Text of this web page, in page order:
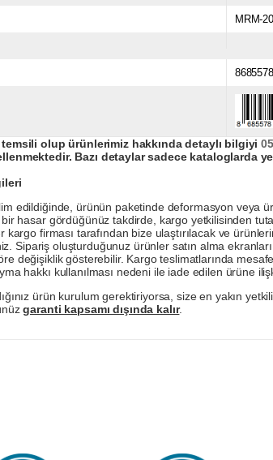
MRM-
olup ürünlerimiz hakkında detaylı bilgiyi
Bazı detaylar sadece kataloglarda
edildiğinde, ürünün paketinde deformasyon veya
hasar gördüğünüz takdirde, kargo yetkilisinden
kargo firması tarafından bize ulaştırılacak ve
Sipariş oluşturduğunuz ürünler satın alma
değişiklik gösterebilir. Kargo teslimatlarında
hakkı kullanılması nedeni ile iade edilen ürüne
ürün kurulum gerektiriyorsa, size en yakın
garanti kapsamı dışında kalır.